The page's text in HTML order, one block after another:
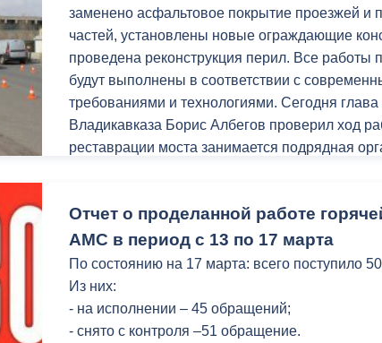
заменено асфальтовое покрытие проезжей и
частей, установлены новые ограждающие
проведена реконструкция перил. Все работы
будут выполнены в соответствии с
требованиями и технологиями. Сегодня
Владикавказа Борис Албегов проверил ход
реставрации моста занимается подрядная
Отчет о проделанной работе
АМС в период с 13 по 17 марта
По состоянию на 17 марта: всего поступило
Из них:
- на исполнении – 45 обращений;
- снято с контроля –51 обращение.